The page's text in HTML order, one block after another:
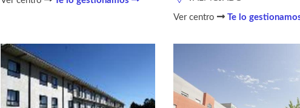
Ver centro Te lo